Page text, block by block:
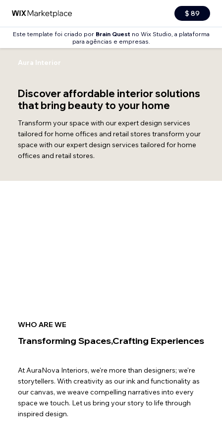
$ 89
Este template foi criado por Brain Quest no Wix Studio, a plataforma
para agências e empresas.